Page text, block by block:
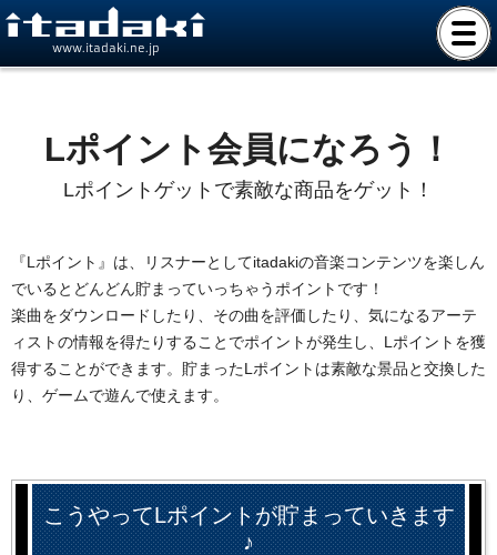
www.itadaki.ne.jp
Lポイント会員になろう！
Lポイントゲットで素敵な商品をゲット！
『Lポイント』は、リスナーとしてitadakiの音楽コンテンツを楽しん
でいるとどんどん貯まっていっちゃうポイントです！
楽曲をダウンロードしたり、その曲を評価したり、気になるアーテ
ィストの情報を得たりすることでポイントが発生し、Lポイントを獲
得することができます。貯まったLポイントは素敵な景品と交換した
り、ゲームで遊んで使えます。
こうやってLポイントが貯まっていきます
♪